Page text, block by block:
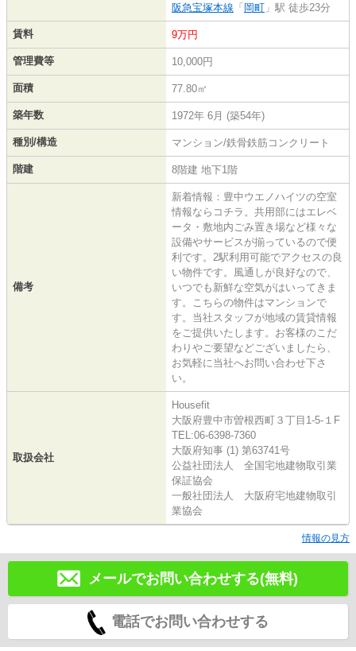
阪急宝塚本線 「 岡町 」駅 徒歩23分
賃料 9万円
管理費等 10,000円
面積 77.80㎡
築年数 1972年 6月 (築54年)
種別/構造 マンション/鉄骨鉄筋コンクリート
階建 8階建 地下1階
備考
新着情報：豊中ウエノハイツの空室
情報ならコチラ。共用部にはエレベ
ータ・敷地内ごみ置き場など様々な
設備やサービスが揃っているので便
利です。2駅利用可能でアクセスの良
い物件です。風通しが良好なので、
いつでも新鮮な空気がはいってきま
す。こちらの物件はマンションで
す。当社スタッフが地域の賃貸情報
をご提供いたします。お客様のこだ
わりやご要望などございましたら、
お気軽に当社へお問い合わせ下さ
い。
取扱会社
Housefit
大阪府豊中市曽根西町３丁目1-5-１F
TEL:06-6398-7360
大阪府知事 (1) 第63741号
公益社団法人 全国宅地建物取引業
保証協会
一般社団法人 大阪府宅地建物取引
業協会
情報の見方
メールでお問い合わせする(無料)
電話でお問い合わせする